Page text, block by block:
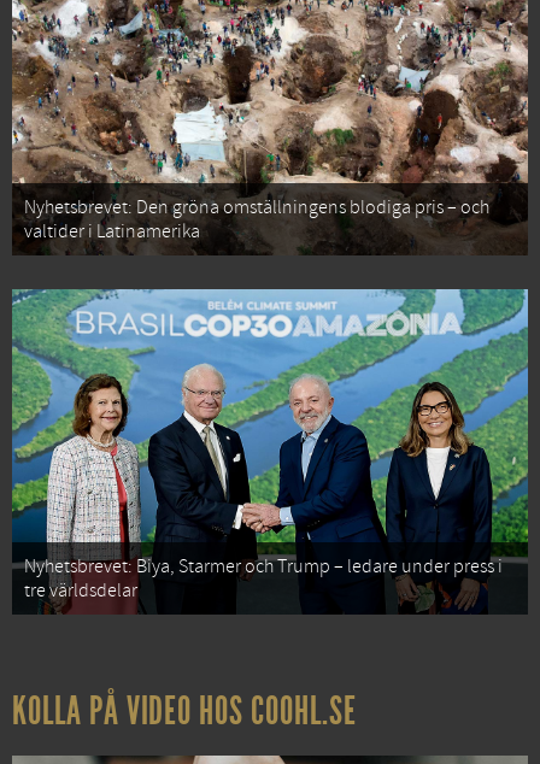
Nyhetsbrevet: Den gröna omställningens blodiga pris – och
valtider i Latinamerika
Nyhetsbrevet: Biya, Starmer och Trump – ledare under press i
tre världsdelar
KOLLA PÅ VIDEO HOS COOHL.SE